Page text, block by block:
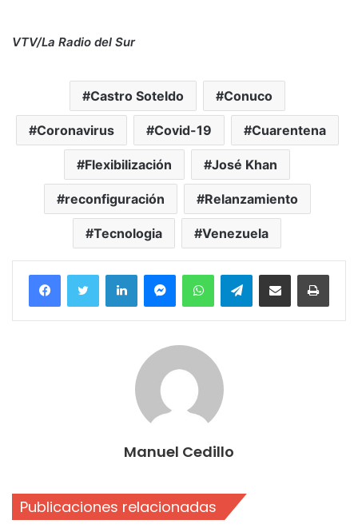
VTV/La Radio del Sur
Castro Soteldo Conuco
Coronavirus Covid-19 Cuarentena
Flexibilización José Khan
reconfiguración Relanzamiento
Tecnologia Venezuela
FacebookTwitter LinkedInMessengerWhatsAppTelegramCompartir por correo electrónico
Manuel Cedillo
Publicaciones relacionadas